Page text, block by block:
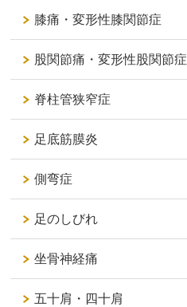
膝痛・変形性膝関節症
股関節痛・変形性股関節症
脊柱管狭窄症
足底筋膜炎
側弯症
足のしびれ
坐骨神経痛
五十肩・四十肩